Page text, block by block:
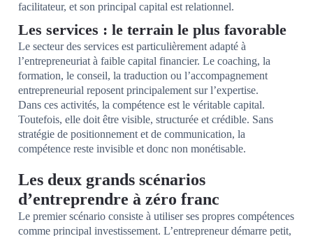
facilitateur, et son principal capital est relationnel.
Les services : le terrain le plus favorable
Le secteur des services est particulièrement adapté à
l’entrepreneuriat à faible capital financier. Le coaching, la
formation, le conseil, la traduction ou l’accompagnement
entrepreneurial reposent principalement sur l’expertise.
Dans ces activités, la compétence est le véritable capital.
Toutefois, elle doit être visible, structurée et crédible. Sans
stratégie de positionnement et de communication, la
compétence reste invisible et donc non monétisable.
Les deux grands scénarios
d’entreprendre à zéro franc
Le premier scénario consiste à utiliser ses propres compétences
comme principal investissement. L’entrepreneur démarre petit,